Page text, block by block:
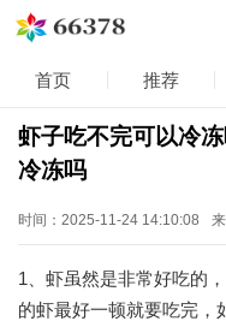
首页 推荐
虾子吃不完可以冷
冷冻吗
时间：2025-11-24 14:10:08
1、虾虽然是非常好吃的
的虾最好一顿就要吃完，